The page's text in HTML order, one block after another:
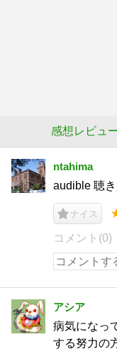
感想レビュ
ntahima
audible 聴
ナイス
コメント(0)
アシア
病気になっ
する努力の